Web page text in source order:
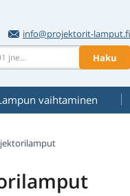
info@projektorit-lamput.fi
Haku
vaihtaminen